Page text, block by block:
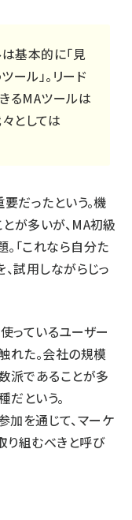
基本的に「見
ル」。リード
るMAツールは
としては
だったという。機
が多いが、MA初級
「これなら自分た
試用しながらじっ
っているユーザー
れた。会社の規模
派であることが多
だという。
加を通じて、マーケ
り組むべきと呼び